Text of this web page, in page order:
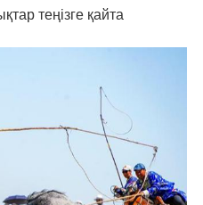
теңізге қайта